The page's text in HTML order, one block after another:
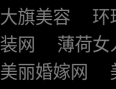
大旗美容
环
装网
薄荷女
美丽婚嫁网